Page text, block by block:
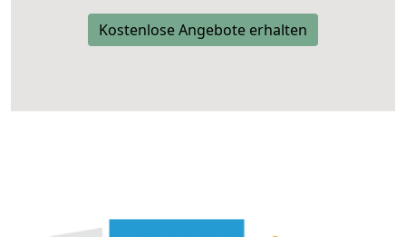
Kostenlose Angebote erhalten